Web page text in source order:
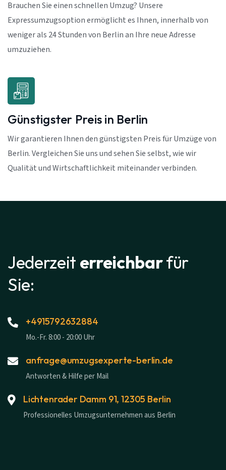
Brauchen Sie einen schnellen Umzug? Unsere
Expressumzugsoption ermöglicht es Ihnen, innerhalb von
weniger als 24 Stunden von Berlin an Ihre neue Adresse
umzuziehen.
Günstigster Preis in Berlin
Wir garantieren Ihnen den günstigsten Preis für Umzüge von
Berlin. Vergleichen Sie uns und sehen Sie selbst, wie wir
Qualität und Wirtschaftlichkeit miteinander verbinden.
Jederzeit erreichbarfür
Sie:
+4915792632884
Mo.-Fr. 8:00 - 20:00 Uhr
anfrage@umzugsexperte-berlin.de
Antworten & Hilfe per Mail
Lichtenrader Damm 91, 12305 Berlin
Professionelles Umzugsunternehmen aus Berlin